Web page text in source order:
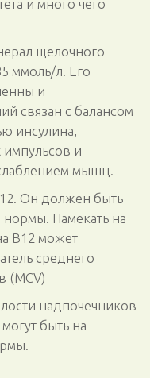
и много чего
щелочного
ммоль/л. Его
и
связан с балансом
инсулина,
и
мышц.
Он должен быть
Намекать на
В12 может
среднего
(МСV)
надпочечников
быть на